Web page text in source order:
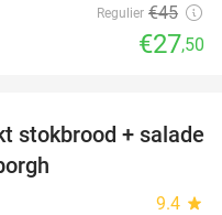
Regulier €45
€27,50
44%
stokbrood + salade
9.4 star